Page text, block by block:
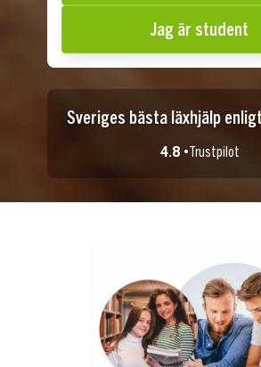
Jag är student
Sveriges bästa läxhjälp
4.8 •Trustpilot